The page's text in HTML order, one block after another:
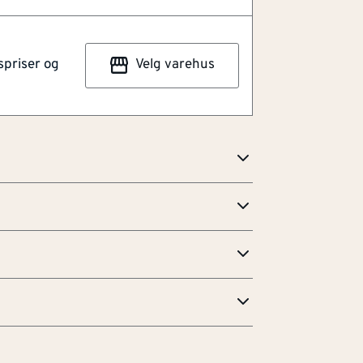
og
Velg varehus
måte. Kombinasjonen av
og 3-liters format gjør
og profesjonelle brukere som
spylervæske til sesongen. Deler av
-15.pdf